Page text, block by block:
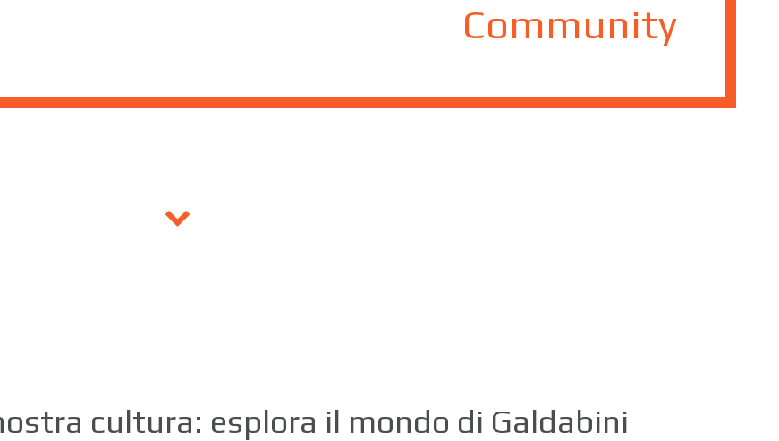
Community
cultura: esplora il mondo di Galdabini